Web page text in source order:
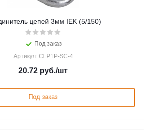
цепей 3мм IEK (5/150)
Под заказ
Артикул: CLP1P-SC-4
20.72 руб./шт
Под заказ